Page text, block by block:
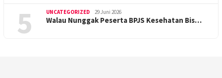
5 UNCATEGORIZED 29 Juni 2026
Walau Nunggak Peserta BPJS Kesehatan Bis…